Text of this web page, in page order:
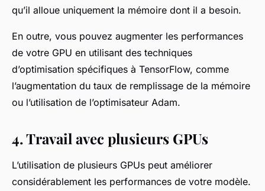
qu’il alloue uniquement la mémoire dont il a besoin.
En outre, vous pouvez augmenter les performances
de votre GPU en utilisant des techniques
d’optimisation spécifiques à TensorFlow, comme
l’augmentation du taux de remplissage de la mémoire
ou l’utilisation de l’optimisateur Adam.
4. Travail avec plusieurs GPUs
L’utilisation de plusieurs GPUs peut améliorer
considérablement les performances de votre modèle.